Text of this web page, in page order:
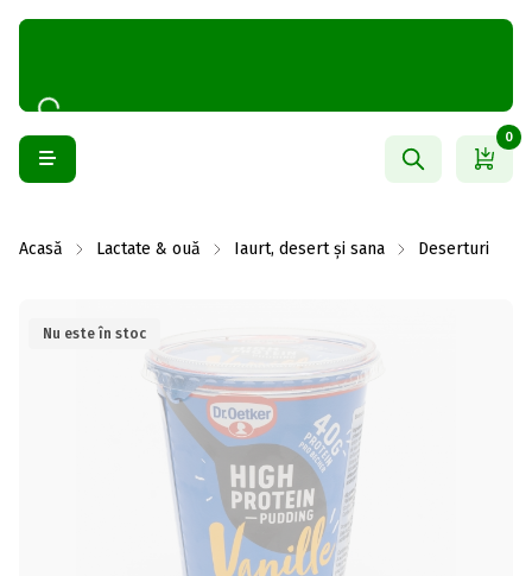
0
Acasă Lactate & ouă Iaurt, desert și sana Deserturi
Nu este în stoc